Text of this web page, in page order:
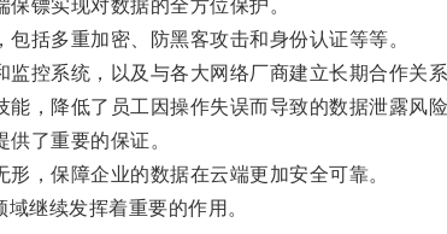
镖实现对数据的全方位保护。
括多重加密、防黑客攻击和身份认证等等。
系统，以及与各大网络厂商建立长期合作关系
降低了员工因操作失误而导致的数据泄露风险
了重要的保证。
，保障企业的数据在云端更加安全可靠。
继续发挥着重要的作用。